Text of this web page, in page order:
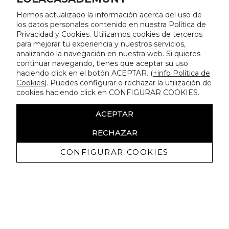
Hemos actualizado la información acerca del uso de
los datos personales contenido en nuestra Política de
Privacidad y Cookies. Utilizamos cookies de terceros
para mejorar tu experiencia y nuestros servicios,
analizando la navegación en nuestra web. Si quieres
continuar navegando, tienes que aceptar su uso
haciendo click en el botón ACEPTAR. (+info Política de
Cookies). Puedes configurar o rechazar la utilización de
cookies haciendo click en CONFIGURAR COOKIES.
ACEPTAR
RECHAZAR
CONFIGURAR COOKIES